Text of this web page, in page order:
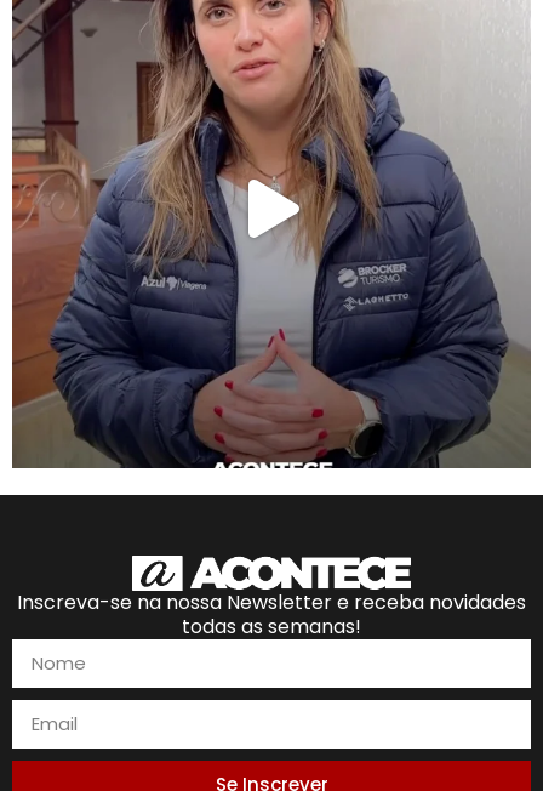
Inscreva-se na nossa Newsletter e receba novidades
todas as semanas!
Se Inscrever